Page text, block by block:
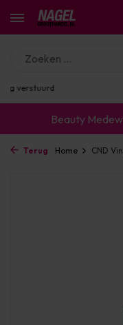
Enorm
Beauty
Terug Home CND